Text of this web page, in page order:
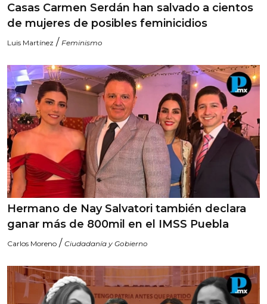
Casas Carmen Serdán han salvado a cientos
de mujeres de posibles feminicidios
Luis Martínez / Feminismo
Hermano de Nay Salvatori también declara
ganar más de 800mil en el IMSS Puebla
Carlos Moreno / Ciudadanía y Gobierno